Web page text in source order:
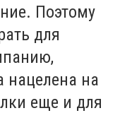
Поэтому
для
нацелена на
еще и для